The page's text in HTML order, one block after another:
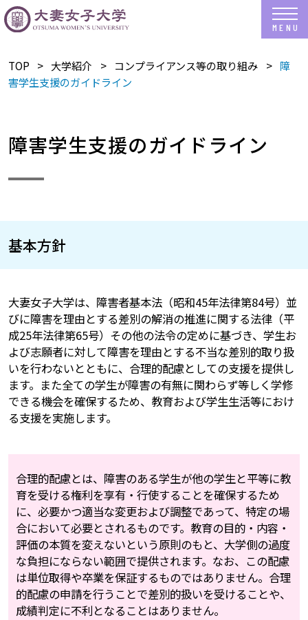
TOP ​大学紹介 コンプライアンス等の取り組み
障
害学生支援のガイドライン
障害学生支援のガイドライン
基本方針
大妻女子大学は、障害者基本法（昭和45年法律第84号）並
びに障害を理由とする差別の解消の推進に関する法律（平
成25年法律第65号）その他の法令の定めに基づき、学生お
よび志願者に対して障害を理由とする不当な差別的取り扱
いを行わないとともに、合理的配慮としての支援を提供し
ます。また全ての学生が障害の有無に関わらず等しく学修
できる機会を確保するため、教育および学生生活等におけ
る支援を実施します。
合理的配慮とは、障害のある学生が他の学生と平等に教
育を受ける権利を享有・行使することを確保するため
に、必要かつ適当な変更および調整であって、特定の場
合において必要とされるものです。教育の目的・内容・
評価の本質を変えないという原則のもと、大学側の過度
な負担にならない範囲で提供されます。なお、この配慮
は単位取得や卒業を保証するものではありません。合理
的配慮の申請を行うことで差別的扱いを受けることや、
成績判定に不利となることはありません。